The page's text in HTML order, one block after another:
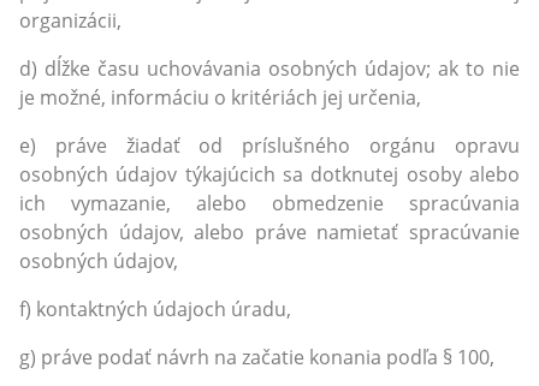
organizácii,
d) dĺžke času uchovávania osobných údajov; ak to nie
je možné, informáciu o kritériách jej určenia,
e) práve žiadať od príslušného orgánu opravu
osobných údajov týkajúcich sa dotknutej osoby alebo
ich vymazanie, alebo obmedzenie spracúvania
osobných údajov, alebo práve namietať spracúvanie
osobných údajov,
f) kontaktných údajoch úradu,
g) práve podať návrh na začatie konania podľa § 100,